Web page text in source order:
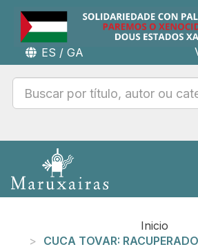
ES / GA
Inicio
CUCA TOVAR: